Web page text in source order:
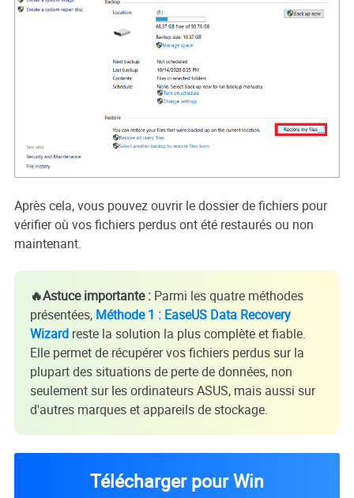
Après cela, vous pouvez ouvrir le dossier de fichiers pour
vérifier où vos fichiers perdus ont été restaurés ou non
maintenant.
🔥Astuce importante :Parmi les quatre méthodes
présentées, Méthode 1 : EaseUS Data Recovery
Wizardreste la solution la plus complète et fiable.
Elle permet de récupérer vos fichiers perdus sur la
plupart des situations de perte de données, non
seulement sur les ordinateurs ASUS, mais aussi sur
d'autres marques et appareils de stockage.
Télécharger pour Win